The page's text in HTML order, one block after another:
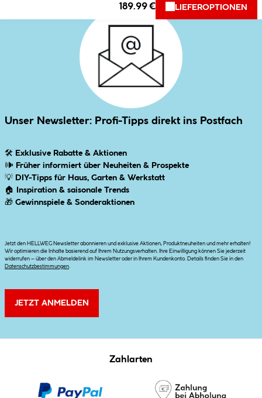
189.99 € LIEFEROPTIONEN
Unser Newsletter: Profi-Tipps direkt ins Postfach
🛠 Exklusive Rabatte & Aktionen
🕪 Früher informiert über Neuheiten & Prospekte
💡 DIY-Tipps für Haus, Garten & Werkstatt
🏠
Inspiration & saisonale Trends
🎁 Gewinnspiele & Sonderaktionen
Jetzt den HELLWEG Newsletter abonnieren und exklusive Aktionen, Produktneuheiten und mehr erhalten!
Wir optimieren die Inhalte basierend auf Ihrem Nutzungsverhalten. Ihre Einwilligung können Sie jederzeit
widerrufen – über den Abmeldelink im Newsletter oder in Ihrem Kundenkonto. Details finden Sie in den
Datenschutzbestimmungen
JETZT ANMELDEN
Zahlarten